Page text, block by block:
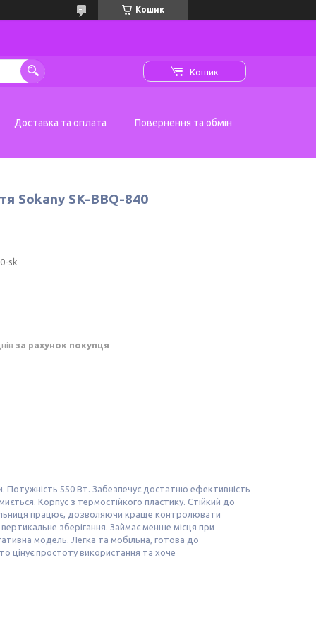
Кошик
Кошик
Доставка та оплата Повернення та обмін
Sokany SK-BBQ-840
sk
за рахунок покупця
Потужність 550 Вт. Забезпечує достатню ефективність
Корпус з термостійкого пластику. Стійкий до
працює, дозволяючи краще контролювати
зберігання. Займає менше місця при
модель. Легка та мобільна, готова до
цінує простоту використання та хоче